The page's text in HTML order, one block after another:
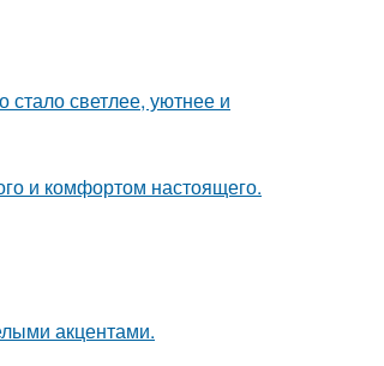
светлее, уютнее и
и комфортом настоящего.
акцентами.